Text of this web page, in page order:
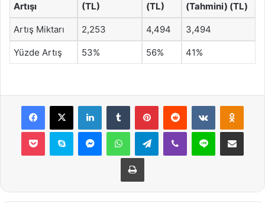
Artışı
(TL)
(TL)
(Tahmini) (TL)
Artış Miktarı 2,253 4,494 3,494
Yüzde Artış 53% 56% 41%
Facebook
X LinkedInTumblr PinterestReddit VKontakte
Pocket Skype MessengerWhatsAppTelegramViber Line E-Posta ile
Yazdır